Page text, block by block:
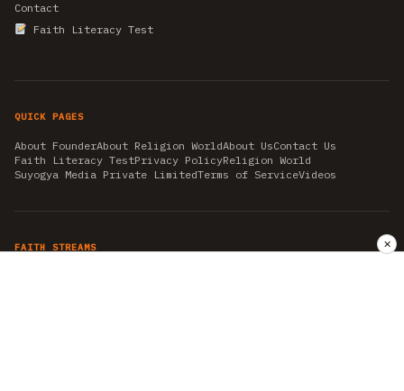
Contact
Faith Literacy Test
QUICK PAGES
About FounderAbout Religion WorldAbout UsContact Us
Faith Literacy TestPrivacy PolicyReligion World
Suyogya Media Private LimitedTerms of ServiceVideos
FAITH STREAMS ✕